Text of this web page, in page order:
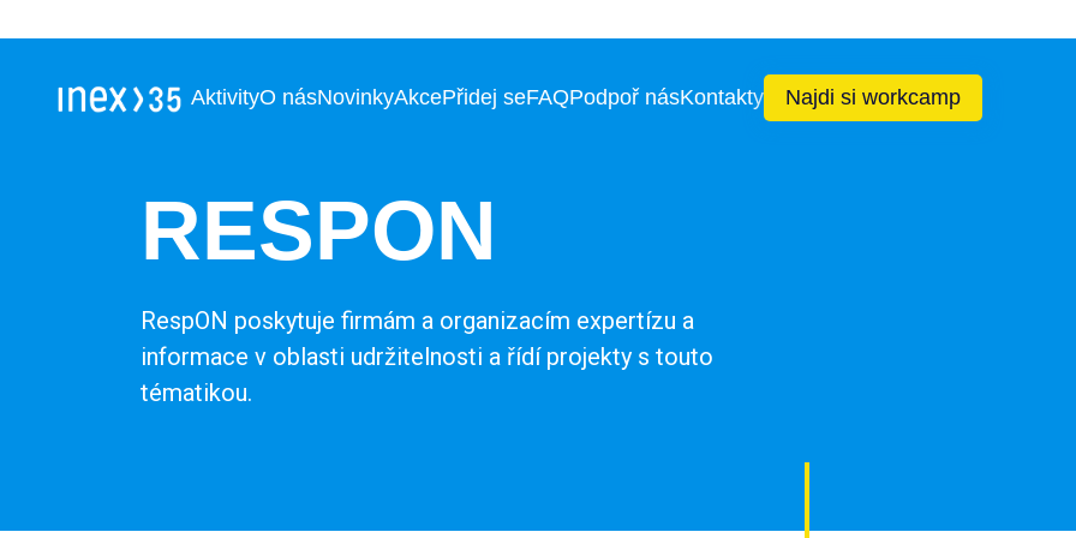
AktivityO násNovinkyAkcePřidej seFAQPodpoř násKontakty Najdi si workcamp
RESPON
RespON poskytuje firmám a organizacím expertízu a
informace v oblasti udržitelnosti a řídí projekty s touto
tématikou.